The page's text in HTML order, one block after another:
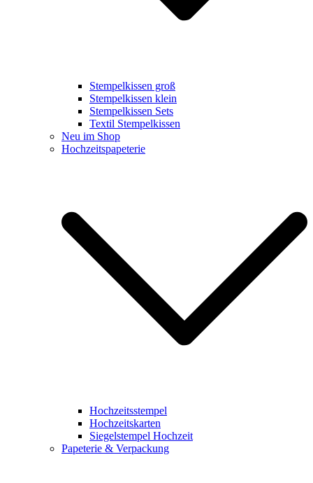
Stempelkissen groß
Stempelkissen klein
Stempelkissen Sets
Textil Stempelkissen
Neu im Shop
Hochzeitspapeterie
Hochzeitsstempel
Hochzeitskarten
Siegelstempel Hochzeit
Papeterie & Verpackung